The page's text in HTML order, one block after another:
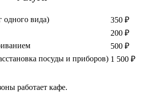
одного вида)
350 ₽
200 ₽
500 ₽
посуды и приборов) 1 500 ₽
работает кафе.